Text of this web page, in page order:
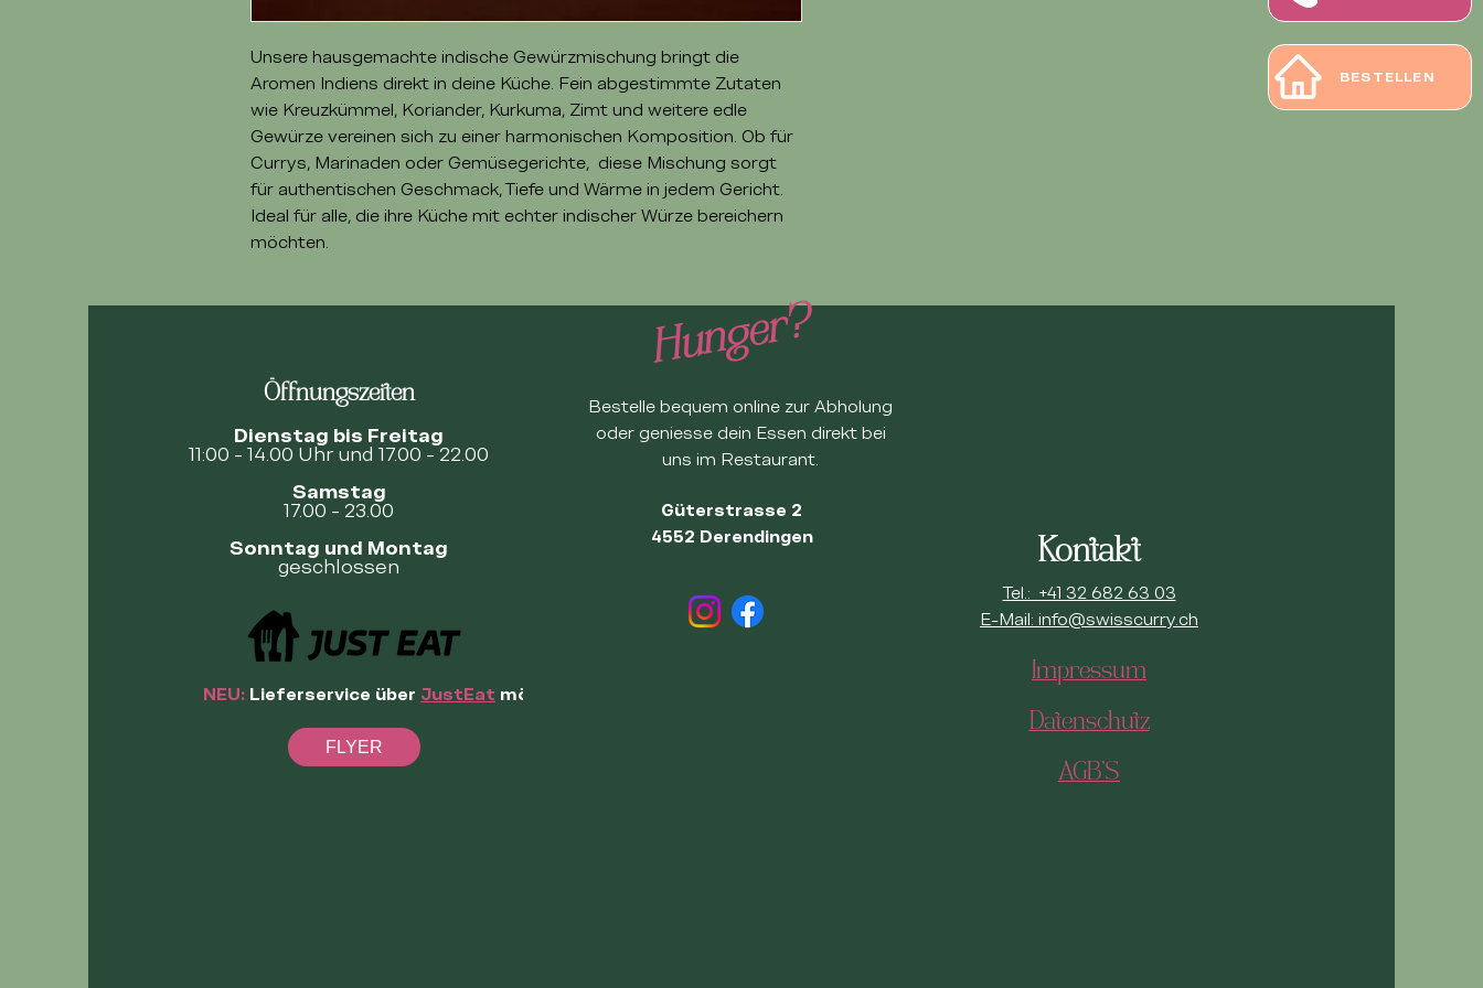
BESTELLEN
Unsere hausgemachte indische Gewürzmischung bringt die
Aromen Indiens direkt in deine Küche. Fein abgestimmte Zutaten
wie Kreuzkümmel, Koriander, Kurkuma, Zimt und weitere edle
Gewürze vereinen sich zu einer harmonischen Komposition. Ob für
Currys, Marinaden oder Gemüsegerichte, diese Mischung sorgt
für authentischen Geschmack, Tiefe und Wärme in jedem Gericht.
Ideal für alle, die ihre Küche mit echter indischer Würze bereichern
möchten.
Öffnungszeiten
Dienstag bis Freitag
11:00 - 14.00 Uhr und 17.00 - 22.00
Samstag
17.00 - 23.00
Sonntag und Montag
geschlossen
NEU: Lieferservice über JustEat möglich
FLYER
Hunger?
Bestelle bequem online zur Abholung
oder geniesse dein Essen direkt bei
uns im Restaurant.
Güterstrasse 2
4552 Derendingen
Kontakt
Tel.: +41 32 682 63 03
E-Mail: info@swisscurry.ch
Impressum
Datenschutz
AGB'S